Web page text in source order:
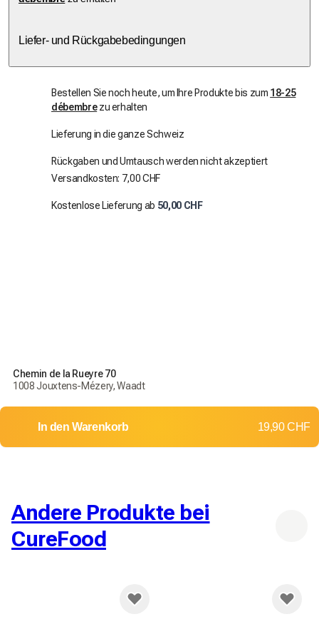
Liefer- und Rückgabebedingungen
Bestellen Sie noch heute, um Ihre Produkte bis zum 18-25
débembrezu erhalten
Lieferung in die ganze Schweiz
Rückgaben und Umtausch werden nicht akzeptiert
Versandkosten: 7,00 CHF
Kostenlose Lieferung ab 50,00 CHF
Chemin de la Rueyre 70
1008 Jouxtens-Mézery, Waadt
In den Warenkorb 19,90 CHF
Andere Produkte bei
CureFood